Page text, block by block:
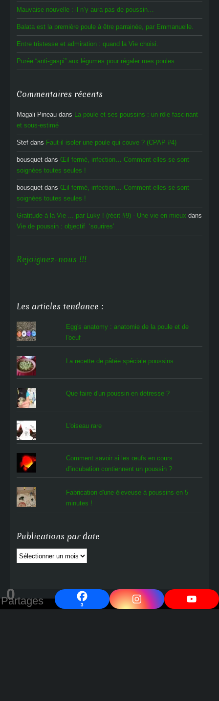
0
Partages 3
Mauvaise nouvelle : il n’y aura pas de poussin…
Balata est la première poule à être parrainée, par Emmanuelle.
Entre tristesse et admiration : quand la Vie choisi.
Purée “anti-gaspi” aux légumes pour régaler mes poules
Commentaires récents
Magali Pineau dans La poule et ses poussins : un rôle fascinant
et sous-estimé
Stef dans Faut-il isoler une poule qui couve ? (CPAP #4)
bousquet dans Œil fermé, infection… Comment elles se sont
soignées toutes seules !
bousquet dans Œil fermé, infection… Comment elles se sont
soignées toutes seules !
Gratitude à la Vie ... par Luky ! (récit #9) - Une vie en mieux dans
Vie de poussin : objectif ‘sourires’
Rejoignez-nous !!!
Les articles tendance :
Egg's anatomy : anatomie de la poule et de
l'oeuf
La recette de pâtée spéciale poussins
Que faire d'un poussin en détresse ?
L'oiseau rare
Comment savoir si les œufs en cours
d'incubation contiennent un poussin ?
Fabrication d'une éleveuse à poussins en 5
minutes !
Publications par date
Publications
par